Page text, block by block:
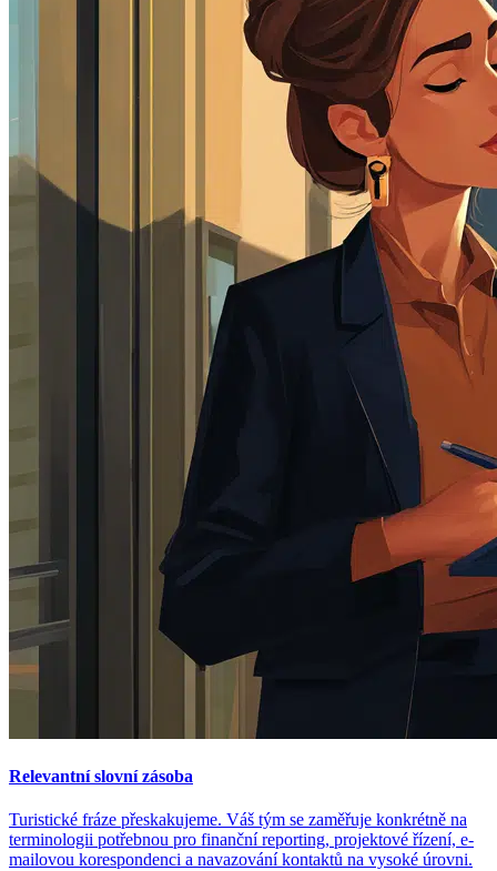
Relevantní slovní zásoba
Turistické fráze přeskakujeme. Váš tým se zaměřuje konkrétně na
terminologii potřebnou pro finanční reporting, projektové řízení, e-
mailovou korespondenci a navazování kontaktů na vysoké úrovni.